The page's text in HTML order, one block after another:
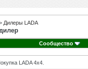
Дилеры LADA
Сообщество
LADA 4x4.